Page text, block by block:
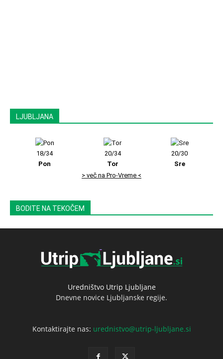
LJUBLJANA
18/34
Pon
20/34
Tor
20/30
Sre
> več na Pro-Vreme <
BODITE NA TEKOČEM
Uredništvo Utrip Ljubljane
Dnevne novice Ljubljanske regije.
Kontaktirajte nas: urednistvo@utrip-ljubljane.si